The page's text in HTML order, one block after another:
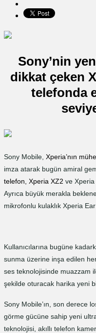
Sony’nin
dikkat çeken
telefonda
Sony Mobile, Xperia’nın
imza atarak bugün amiral
telefon, Xperia XZ2 ve Xperia
Ayrıca büyük merakla
mikrofonlu kulaklık Xperia Ear
Kullanıcılarına bugüne
sunma üzerine inşa edilen
ses teknolojisinde muazzam
şekilde oturacak harika yeni
Sony Mobile’ın, son derece
görme gücüne sahip yeni
teknolojisi, akıllı telefon